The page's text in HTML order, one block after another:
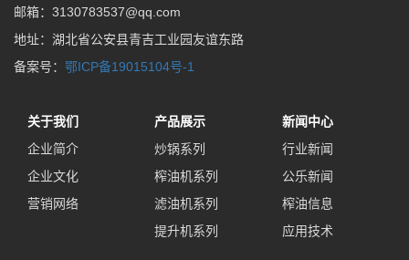
邮箱：3130783537@qq.com
地址：湖北省公安县青吉工业园友谊东路
备案号： 鄂ICP备19015104号-1
关于我们
企业简介
企业文化
营销网络
产品展示
炒锅系列
榨油机系列
滤油机系列
提升机系列
新闻中心
行业新闻
公乐新闻
榨油信息
应用技术